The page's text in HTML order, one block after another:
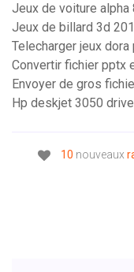
Jeux de voiture alpha
Jeux de billard 3d
Telecharger jeux
Convertir fichier pptx
Envoyer de gros
Hp deskjet 3050
10 nouveaux